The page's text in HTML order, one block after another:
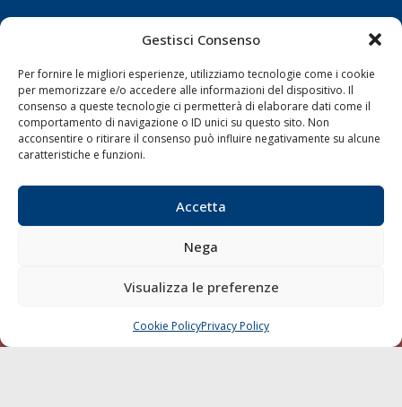
Gestisci Consenso
Per fornire le migliori esperienze, utilizziamo tecnologie come i cookie
per memorizzare e/o accedere alle informazioni del dispositivo. Il
consenso a queste tecnologie ci permetterà di elaborare dati come il
comportamento di navigazione o ID unici su questo sito. Non
acconsentire o ritirare il consenso può influire negativamente su alcune
caratteristiche e funzioni.
Accetta
Nega
Visualizza le preferenze
Cookie PolicyPrivacy Policy
LINK
Shipping
Porti/Interporti
Trasporti
Sostenibilità
Compagnie di Navigazione
Chi siamo
Contatti
CHIAMA SCRIVI